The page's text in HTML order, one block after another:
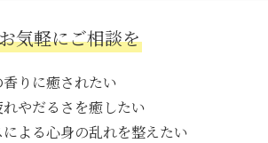
気軽にご相談を
りに癒されたい
やだるさを癒したい
よる心身の乱れを整えたい